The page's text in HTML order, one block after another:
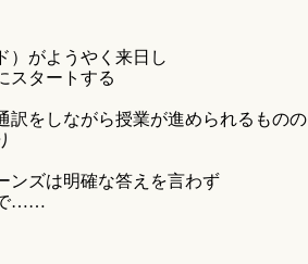
）がようやく来日し
スタートする
訳をしながら授業が進められるものの
ンズは明確な答えを言わず
で……